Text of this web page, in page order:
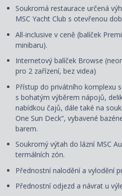
Soukromá restaurace určená
MSC Yacht Club s otevřenou
All-inclusive v ceně (balíček
minibaru).
Internetový balíček Browse
pro 2 zařízení, bez videa)
Přístup do privátního komplexu
s bohatým výběrem nápojů,
nabídkou čajů, dále také na
One Sun Deck“, vybavené
barem.
Soukromý výtah do lázní MSC
termálních zón.
Přednostní nalodění a vylodění
Přednostní odjezd a návrat u